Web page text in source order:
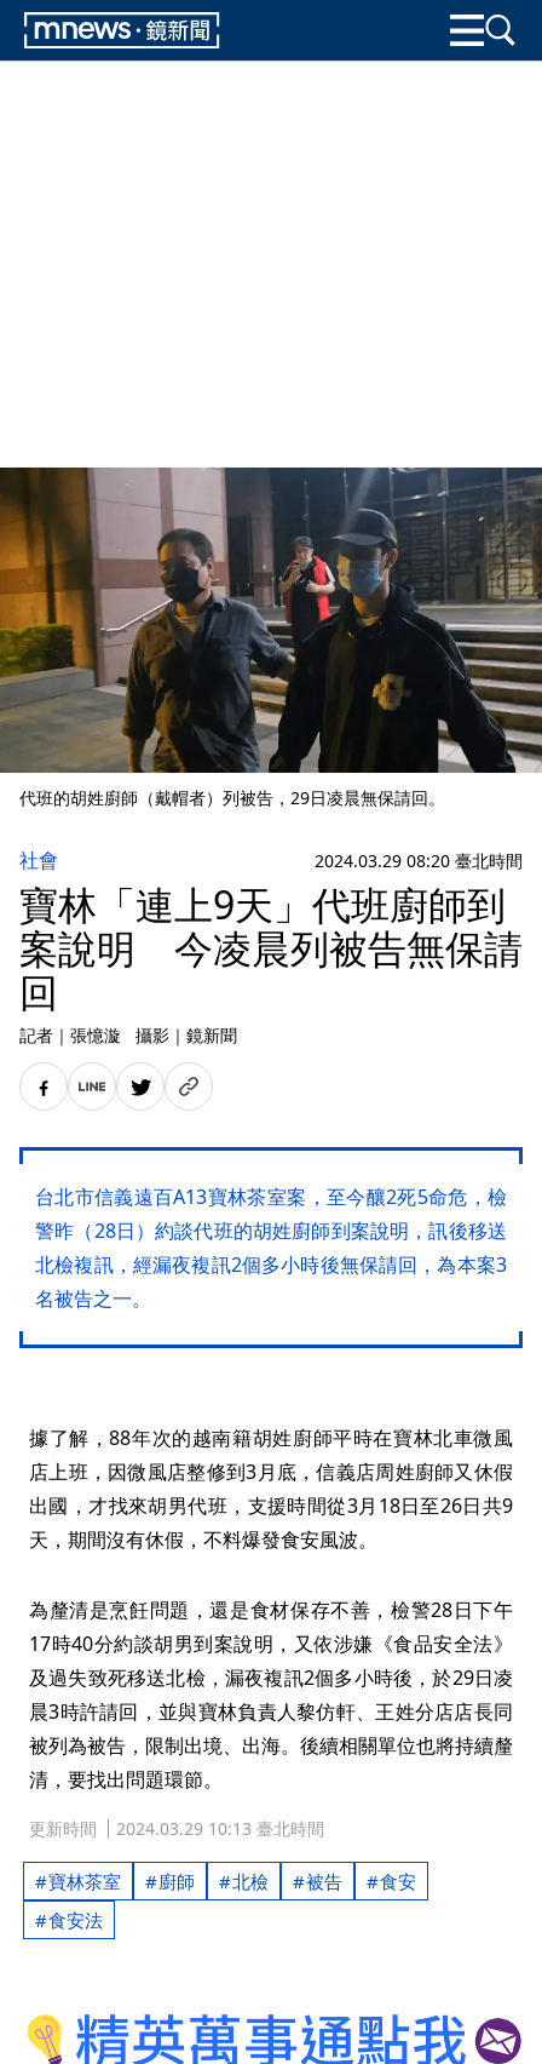
代班的胡姓廚師（戴帽者）列被告，29日凌晨無保請回。
社會 2024.03.29 08:20 臺北時間
寶林「連上9天」代班廚師到
案說明 今凌晨列被告無保請
回
記者 ｜ 張憶漩 攝影 ｜ 鏡新聞
台北市信義遠百A13寶林茶室案，至今釀2死5命危，檢
警昨（28日）約談代班的胡姓廚師到案說明，訊後移送
北檢複訊，經漏夜複訊2個多小時後無保請回，為本案3
名被告之一。
據了解，88年次的越南籍胡姓廚師平時在寶林北車微風
店上班，因微風店整修到3月底，信義店周姓廚師又休假
出國，才找來胡男代班，支援時間從3月18日至26日共9
天，期間沒有休假，不料爆發食安風波。
為釐清是烹飪問題，還是食材保存不善，檢警28日下午
17時40分約談胡男到案說明，又依涉嫌《食品安全法》
及過失致死移送北檢，漏夜複訊2個多小時後，於29日凌
晨3時許請回，並與寶林負責人黎仿軒、王姓分店店長同
被列為被告，限制出境、出海。後續相關單位也將持續釐
清，要找出問題環節。
更新時間 2024.03.29 10:13 臺北時間
寶林茶室 廚師 北檢 被告
食安
食安法